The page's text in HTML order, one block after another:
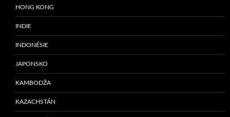
HONG KONG
INDIE
INDONÉSIE
JAPONSKO
KAMBODŽA
KAZACHSTÁN